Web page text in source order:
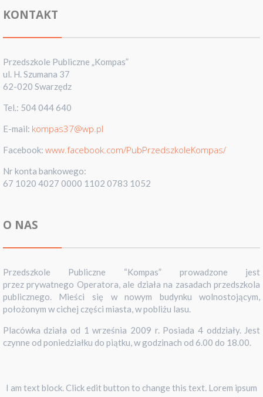
KONTAKT
Przedszkole Publiczne „Kompas”
ul. H. Szumana 37
62-020 Swarzędz
Tel.: 504 044 640
E-mail: kompas37@wp.pl
Facebook: www.facebook.com/PubPrzedszkoleKompas/
Nr konta bankowego:
67 1020 4027 0000 1102 0783 1052
O NAS
Przedszkole Publiczne “Kompas” prowadzone jest
przez prywatnego Operatora, ale działa na zasadach przedszkola
publicznego. Mieści się w nowym budynku wolnostojącym,
położonym w cichej części miasta, w pobliżu lasu.
Placówka działa od 1 września 2009 r. Posiada 4 oddziały. Jest
czynne od poniedziałku do piątku, w godzinach od 6.00 do 18.00.
I am text block. Click edit button to change this text. Lorem ipsum